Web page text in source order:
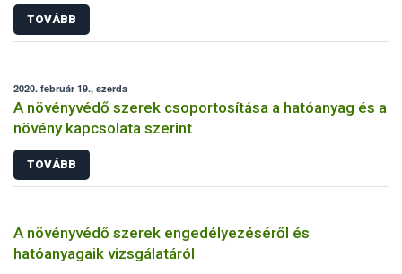
TOVÁBB
2020. február 19., szerda
A növényvédő szerek csoportosítása a hatóanyag és a
növény kapcsolata szerint
TOVÁBB
A növényvédő szerek engedélyezéséről és
hatóanyagaik vizsgálatáról